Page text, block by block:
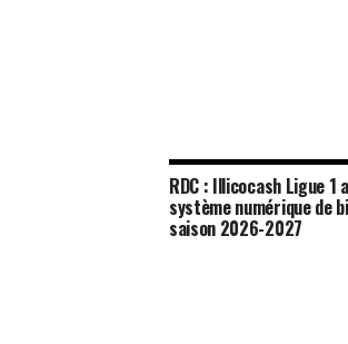
RDC : Illicocash Ligue 1
système numérique de
saison 2026-2027